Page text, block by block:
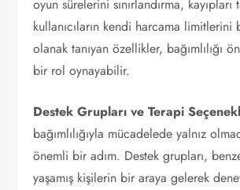
oyun sürelerini sınırlandırma,
kullanıcıların kendi harcama
olanak tanıyan özellikler, bağımlılığı
bir rol oynayabilir.
Destek Grupları ve Terapi
bağımlılığıyla mücadelede yalnız
önemli bir adım. Destek grupları,
yaşamış kişilerin bir araya gelerek